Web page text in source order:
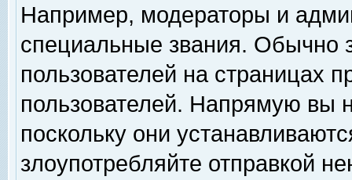
Например, модераторы и
специальные звания. Обычно
пользователей на страницах
пользователей. Напрямую вы
поскольку они
злоупотребляйте отправкой